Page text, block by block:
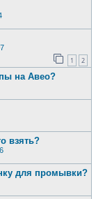
1 2
на Авео?
взять?
для промывки?